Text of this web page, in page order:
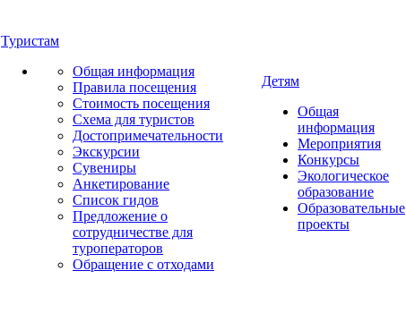
Туристам
Общая информация
Правила посещения
Стоимость посещения
Схема для туристов
Достопримечательности
Экскурсии
Сувениры
Анкетирование
Список гидов
Предложение о
сотрудничестве для
туроператоров
Обращение с отходами
Детям
Общая
информация
Мероприятия
Конкурсы
Экологическое
образование
Образовательные
проекты